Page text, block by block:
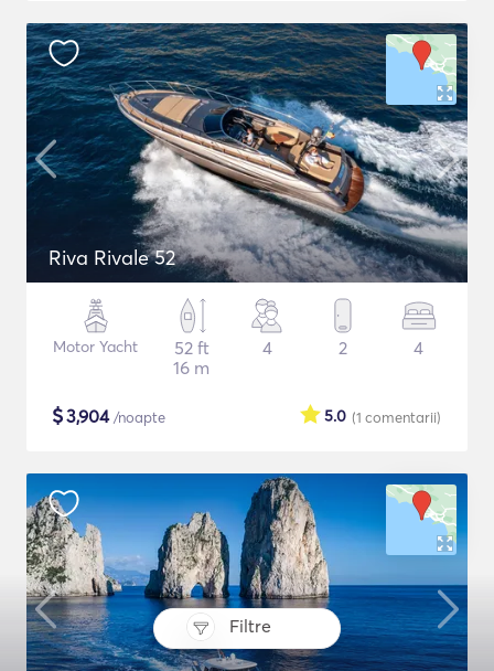
Filtre
Riva Rivale 52
Motor Yacht
52 ft
16 m
4 2 4
$3,904/noapte (1 comentarii)
5.0